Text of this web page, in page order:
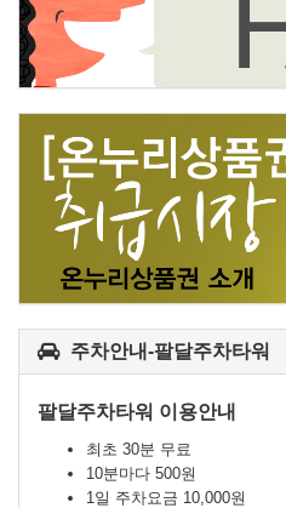
주차안내-팔달주차타워
팔달주차타워 이용안내
최초 30분 무료
10분마다 500원
1일 주차요금 10,000원